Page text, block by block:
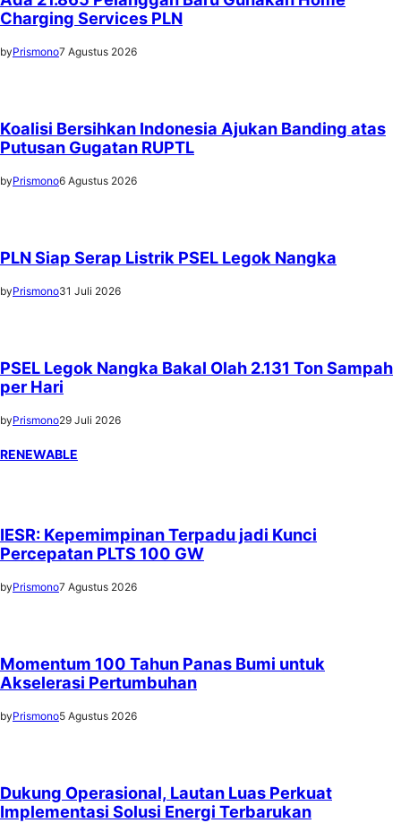
Charging Services PLN
byPrismono7 Agustus 2026
Koalisi Bersihkan Indonesia Ajukan Banding atas
Putusan Gugatan RUPTL
byPrismono6 Agustus 2026
PLN Siap Serap Listrik PSEL Legok Nangka
byPrismono31 Juli 2026
PSEL Legok Nangka Bakal Olah 2.131 Ton Sampah
per Hari
byPrismono29 Juli 2026
RENEWABLE
IESR: Kepemimpinan Terpadu jadi Kunci
Percepatan PLTS 100 GW
byPrismono7 Agustus 2026
Momentum 100 Tahun Panas Bumi untuk
Akselerasi Pertumbuhan
byPrismono5 Agustus 2026
Dukung Operasional, Lautan Luas Perkuat
Implementasi Solusi Energi Terbarukan